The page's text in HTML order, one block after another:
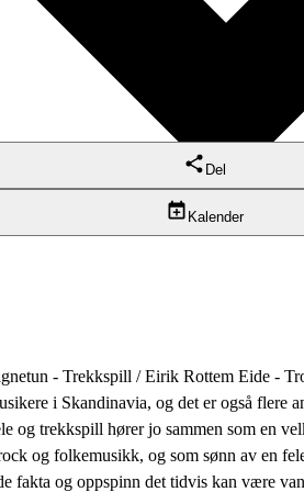
Del
Kalender
- Trekkspill / Eirik Rottem Eide -
i Skandinavia, og det er også flere
og trekkspill hører jo sammen som en
og folkemusikk, og som sønn av en
fakta og oppspinn det tidvis kan være